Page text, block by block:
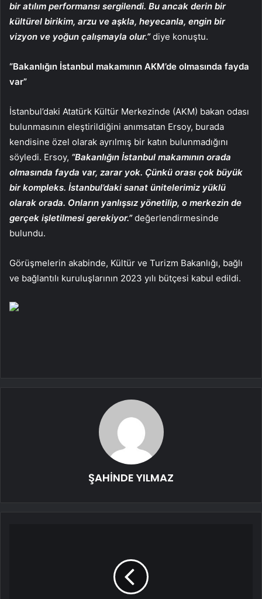
bir atılım performansı sergilendi. Bu ancak derin bir
kültürel birikim, arzu ve aşkla, heyecanla, engin bir
vizyon ve yoğun çalışmayla olur.”diye konuştu.
“Bakanlığın İstanbul makamının AKM’de olmasında fayda
var”
İstanbul’daki Atatürk Kültür Merkezinde (AKM) bakan odası
bulunmasının eleştirildiğini anımsatan Ersoy, burada
kendisine özel olarak ayrılmış bir katın bulunmadığını
söyledi. Ersoy, “Bakanlığın İstanbul makamının orada
olmasında fayda var, zarar yok. Çünkü orası çok büyük
bir kompleks. İstanbul’daki sanat ünitelerimiz yüklü
olarak orada. Onların yanlışsız yönetilip, o merkezin de
gerçek işletilmesi gerekiyor.”değerlendirmesinde
bulundu.
Görüşmelerin akabinde, Kültür ve Turizm Bakanlığı, bağlı
ve bağlantılı kuruluşlarının 2023 yılı bütçesi kabul edildi.
ŞAHİNDE YILMAZ